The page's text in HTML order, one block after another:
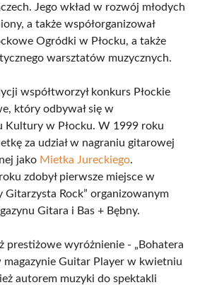
Jego wkład w rozwój młodych
a także współorganizował
Ogródki w Płocku, a także
warsztatów muzycznych.
współtworzył konkurs Płockie
który odbywał się w
Kultury w Płocku. W 1999 roku
za udział w nagraniu gitarowej
jako Mietka Jureckiego.
zdobył pierwsze miejsce w
Gitarzysta Rock” organizowanym
Gitara i Bas + Bębny.
prestiżowe wyróżnienie - „Bohatera
magazynie Guitar Player w kwietniu
autorem muzyki do spektakli